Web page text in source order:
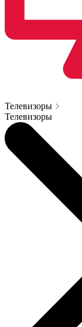
Телевизоры
Телевизоры